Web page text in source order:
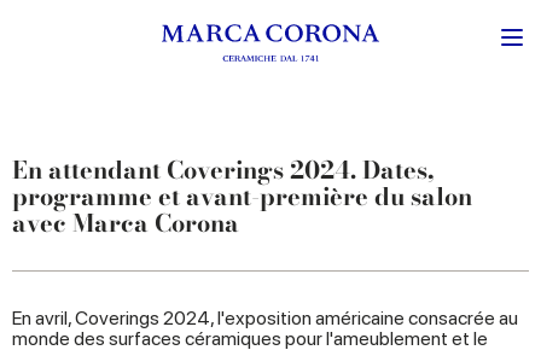
En attendant Coverings 2024. Dates,
programme et avant-première du salon
avec Marca Corona
En avril, Coverings 2024, l'exposition américaine consacrée au
monde des surfaces céramiques pour l'ameublement et le